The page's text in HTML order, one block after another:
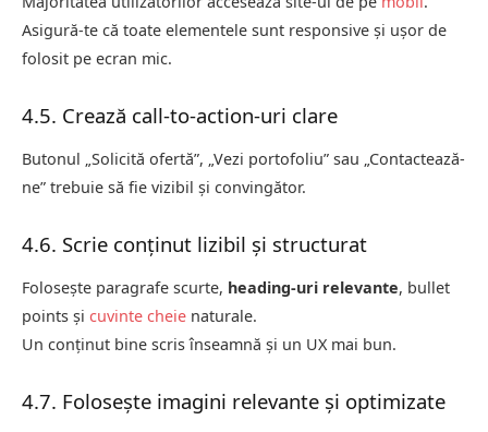
Asigură-te că toate elementele sunt responsive și ușor de
folosit pe ecran mic.
4.5. Crează call-to-action-uri clare
Butonul „Solicită ofertă”, „Vezi portofoliu” sau „Contactează-
ne” trebuie să fie vizibil și convingător.
4.6. Scrie conținut lizibil și structurat
Folosește paragrafe scurte, heading-uri relevante, bullet
points și cuvinte cheie naturale.
Un conținut bine scris înseamnă și un UX mai bun.
4.7. Folosește imagini relevante și optimizate